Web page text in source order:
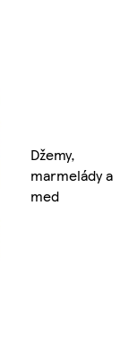
Džemy,
marmelády a
med